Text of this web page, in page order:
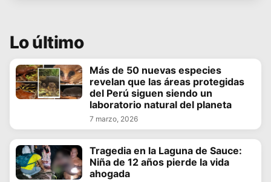
Lo último
Más de 50 nuevas especies
revelan que las áreas protegidas
del Perú siguen siendo un
laboratorio natural del planeta
7 marzo, 2026
Tragedia en la Laguna de Sauce:
Niña de 12 años pierde la vida
ahogada